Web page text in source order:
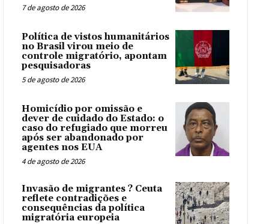
7 de agosto de 2026
Política de vistos humanitários
no Brasil virou meio de
controle migratório, apontam
pesquisadoras
5 de agosto de 2026
Homicídio por omissão e
dever de cuidado do Estado: o
caso do refugiado que morreu
após ser abandonado por
agentes nos EUA
4 de agosto de 2026
Invasão de migrantes ? Ceuta
reflete contradições e
consequências da política
migratória europeia